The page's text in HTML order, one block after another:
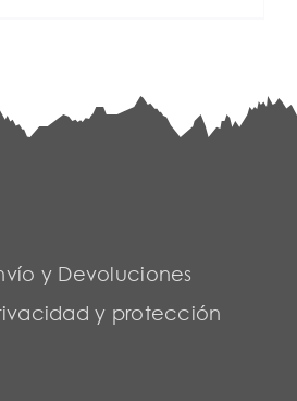
y Devoluciones
y protección